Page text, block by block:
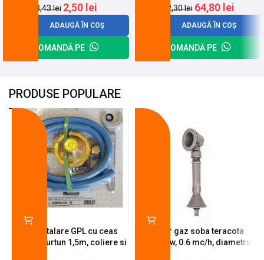
3,43lei 2,50 lei
ADAUGĂ ÎN COȘ
COMANDĂ PE
82,30lei 64,80 lei
ADAUGĂ ÎN COȘ
COMANDĂ PE
PRODUSE POPULARE
Kit instalare GPL cu ceas
butelie, furtun 1,5m, coliere si
Arzator gaz soba teracota
A600, 6 kw, 0.6 mc/h, diametru